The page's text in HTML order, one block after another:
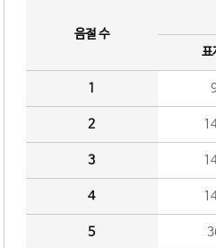
음절 수
표
1
2
3
4
5